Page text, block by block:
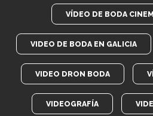
VÍDEO DE BODA
VIDEO DE BODA EN GALICIA
VIDEO DRON BODA
VIDEOGRAFÍA